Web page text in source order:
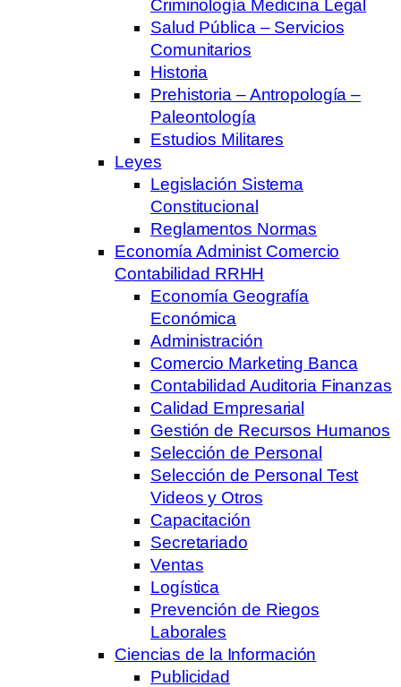
Criminología Medicina Legal
Salud Pública – Servicios
Comunitarios
Historia
Prehistoria – Antropología –
Paleontología
Estudios Militares
Leyes
Legislación Sistema
Constitucional
Reglamentos Normas
Economía Administ Comercio
Contabilidad RRHH
Economía Geografía
Económica
Administración
Comercio Marketing Banca
Contabilidad Auditoria Finanzas
Calidad Empresarial
Gestión de Recursos Humanos
Selección de Personal
Selección de Personal Test
Videos y Otros
Capacitación
Secretariado
Ventas
Logística
Prevención de Riegos
Laborales
Ciencias de la Información
Publicidad